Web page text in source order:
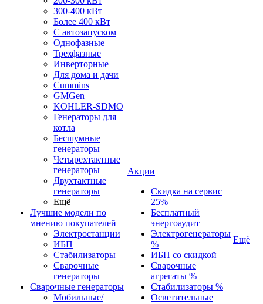
300-400 кВт
Более 400 кВт
С автозапуском
Однофазные
Трехфазные
Инверторные
Для дома и дачи
Cummins
GMGen
KOHLER-SDMO
Генераторы для
котла
Бесшумные
генераторы
Четырехтактные
генераторы
Двухтактные
генераторы
Ещё
Лучшие модели по
мнению покупателей
Электростанции
ИБП
Стабилизаторы
Сварочные
генераторы
Сварочные генераторы
Мобильные/
Акции
Скидка на сервис
25%
Бесплатный
энергоаудит
Электрогенераторы
%
ИБП со скидкой
Сварочные
агрегаты %
Стабилизаторы %
Осветительные
Ещё